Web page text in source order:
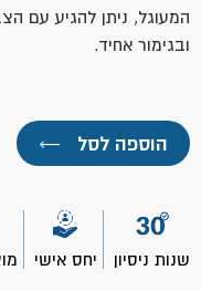
המעוגל, ניתן להגיע עם
ובגימור אחיד.
הוספה לסל ←
שנות ניסיון יחס אישי